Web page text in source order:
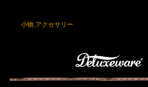
小物,アクセサリー